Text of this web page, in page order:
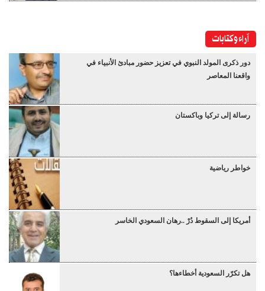
آراء وكتابات
دور ذكرى المولد النبوي في تعزيز حضور مبادئ الأنبياء في
واقعنا المعاصر
رسالة إلى تركيا وباكستان
خواطر رياضية
أمريكا إلى السقوط دُرْ ..رهان السعودي الخاسر
هل تكرّر السعودية أخطاءها؟